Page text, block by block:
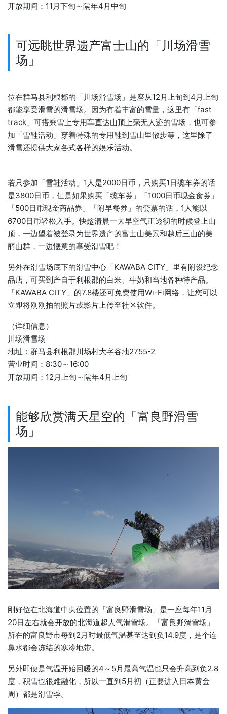
开放期间：11月下旬～隔年4月中旬
可远眺世界遗产富士山的「川场滑雪
场」
位在群马县利根郡的「川场滑雪场」是座从12月上旬到4月上旬
都能享受滑雪的滑雪场。因为有着丰富的雪量，这里有「fast
track」可搭乘雪上专用车直达山顶上毫无人迹的雪场，也可参
加「雪鞋活动」穿着特殊的专用鞋到雪山里散步等，这里除了
滑雪还提供大家各式各样的娱乐活动。
若只参加「雪鞋活动」1人是2000日币，只购买1日缆车券的话
是3800日币，但是如果购买「缆车券」「1000日币现金食券」
「500日币现金商品券」「附早餐券」的套票的话，1人能以
6700日币轻松入手。快趁清晨一大早空气正透彻的时候登上山
顶，一边望着被登录为世界遗产的富士山美景和越后三山的美
丽山群，一边惬意的享受滑雪吧！
另外在滑雪场底下的滑雪中心「KAWABA CITY」里有附设纪念
品店，可买到产自于利根郡的白米、牛奶和当地各种特产品。
「KAWABA CITY」的7.8楼还可免费使用Wi-Fi网络，让您可以
立即将刚刚拍的照片或影片上传至社区软件。
（详细信息）
川场滑雪场
地址：群马县利根郡川场村大字谷地2755-2
营业时间：8:30～16:00
开放期间；12月上旬～隔年4月上旬
能够欣赏满天星空的「富良野滑雪
场」
刚好位在北海道中央位置的「富良野滑雪场」是一座每年11月
20日左右就会开放的北海道超人气滑雪场。「富良野滑雪场」
所在的富良野市每到2月时最低气温甚至达到负14.9度，是个连
鼻水都会冻结的寒冷地带。
另外即便是气温开始回暖的4～5月最高气温也只会升高到负2.8
度，积雪也很难融化，所以一直到5月初（正要进入日本黄金
周）都是滑雪季。